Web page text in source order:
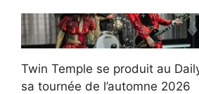
Twin Temple se produit au
sa tournée de l’automne 2026